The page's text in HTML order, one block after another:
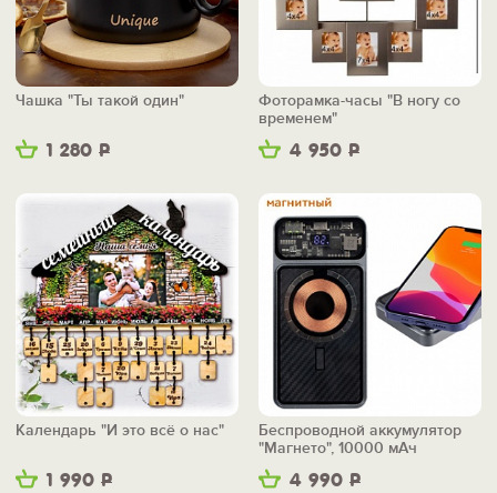
1 280 Р
Чашка "Ты такой один"
4 950 Р
Фоторамка-часы "В ногу со
временем"
1 990 Р
Календарь "И это всё о нас"
4 990 Р
Беспроводной аккумулятор
"Магнето", 10000 мАч